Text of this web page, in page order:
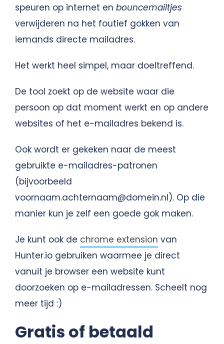
speuren op internet en bouncemailtjes
verwijderen na het foutief gokken van
iemands directe mailadres.
Het werkt heel simpel, maar doeltreffend.
De tool zoekt op de website waar die
persoon op dat moment werkt en op andere
websites of het e-mailadres bekend is.
Ook wordt er gekeken naar de meest
gebruikte e-mailadres-patronen
(bijvoorbeeld
voornaam.achternaam@domein.nl). Op die
manier kun je zelf een goede gok maken.
Je kunt ook de chrome extension van
Hunter.io gebruiken waarmee je direct
vanuit je browser een website kunt
doorzoeken op e-mailadressen. Scheelt nog
meer tijd :)
Gratis of betaald